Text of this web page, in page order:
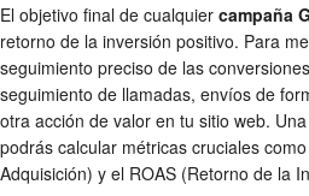
El objetivo final de cualquier campaña
retorno de la inversión positivo. Para
seguimiento preciso de las
seguimiento de llamadas, envíos de
otra acción de valor en tu sitio web.
podrás calcular métricas cruciales
Adquisición) y el ROAS (Retorno de la